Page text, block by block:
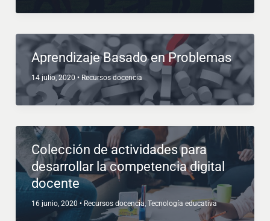
Aprendizaje Basado en Problemas
14 julio, 2020 • Recursos docencia
Colección de actividades para
desarrollar la competencia digital
docente
16 junio, 2020 • Recursos docencia, Tecnología educativa